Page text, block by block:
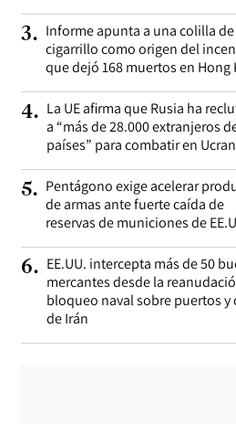
3. Informe apunta a una colilla de
cigarrillo como origen del
que dejó 168 muertos en Hong
4. La UE afirma que Rusia ha
a “más de 28.000 extranjeros
países” para combatir en
5. Pentágono exige acelerar
de armas ante fuerte caída de
reservas de municiones de
6. EE.UU. intercepta más de 50
mercantes desde la
bloqueo naval sobre puertos y
de Irán